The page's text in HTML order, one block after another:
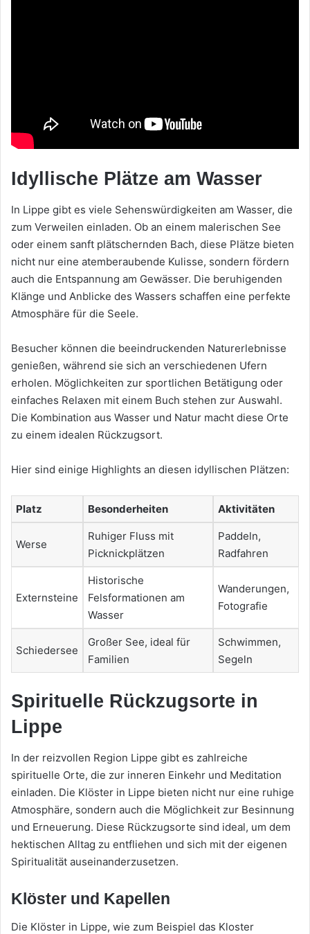
Idyllische Plätze am Wasser
In Lippe gibt es viele Sehenswürdigkeiten am Wasser, die
zum Verweilen einladen. Ob an einem malerischen See
oder einem sanft plätschernden Bach, diese Plätze bieten
nicht nur eine atemberaubende Kulisse, sondern fördern
auch die Entspannung am Gewässer. Die beruhigenden
Klänge und Anblicke des Wassers schaffen eine perfekte
Atmosphäre für die Seele.
Besucher können die beeindruckenden Naturerlebnisse
genießen, während sie sich an verschiedenen Ufern
erholen. Möglichkeiten zur sportlichen Betätigung oder
einfaches Relaxen mit einem Buch stehen zur Auswahl.
Die Kombination aus Wasser und Natur macht diese Orte
zu einem idealen Rückzugsort.
Hier sind einige Highlights an diesen idyllischen Plätzen:
Platz Besonderheiten Aktivitäten
Werse
Ruhiger Fluss mit
Picknickplätzen
Paddeln,
Radfahren
Externsteine
Historische
Felsformationen am
Wasser
Wanderungen,
Fotografie
Schiedersee
Großer See, ideal für
Familien
Schwimmen,
Segeln
Spirituelle Rückzugsorte in
Lippe
In der reizvollen Region Lippe gibt es zahlreiche
spirituelle Orte, die zur inneren Einkehr und Meditation
einladen. Die Klöster in Lippe bieten nicht nur eine ruhige
Atmosphäre, sondern auch die Möglichkeit zur Besinnung
und Erneuerung. Diese Rückzugsorte sind ideal, um dem
hektischen Alltag zu entfliehen und sich mit der eigenen
Spiritualität auseinanderzusetzen.
Klöster und Kapellen
Die Klöster in Lippe, wie zum Beispiel das Kloster